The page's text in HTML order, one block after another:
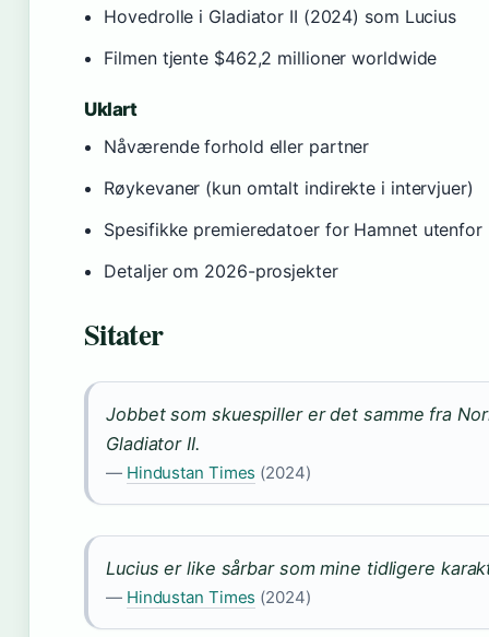
Hovedrolle i Gladiator II (2024) som Lucius
Filmen tjente $462,2 millioner worldwide
Uklart
Nåværende forhold eller partner
Røykevaner (kun omtalt indirekte i intervjuer)
Spesifikke premieredatoer for Hamnet utenfor
Detaljer om 2026-prosjekter
Sitater
Jobbet som skuespiller er det samme fra
Gladiator II.
— Hindustan Times (2024)
Lucius er like sårbar som mine tidligere
— Hindustan Times (2024)